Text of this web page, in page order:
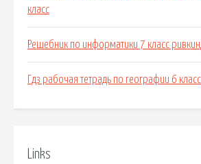
класс
Решебник по информатики 7 класс
Гдз рабочая тетрадь по географии 6
Links